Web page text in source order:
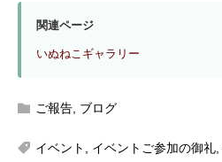
関連ページ
いぬねこギャラリー
ご報告 ブログ
イベント イベントご参加の御礼